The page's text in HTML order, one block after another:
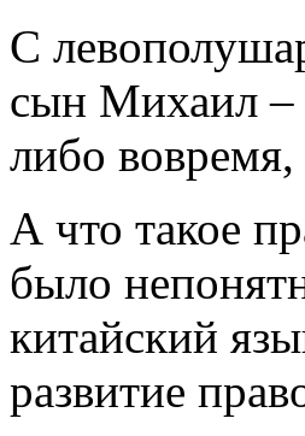
С
сын Михаил –
либо
А что такое
было
китайский
развитие